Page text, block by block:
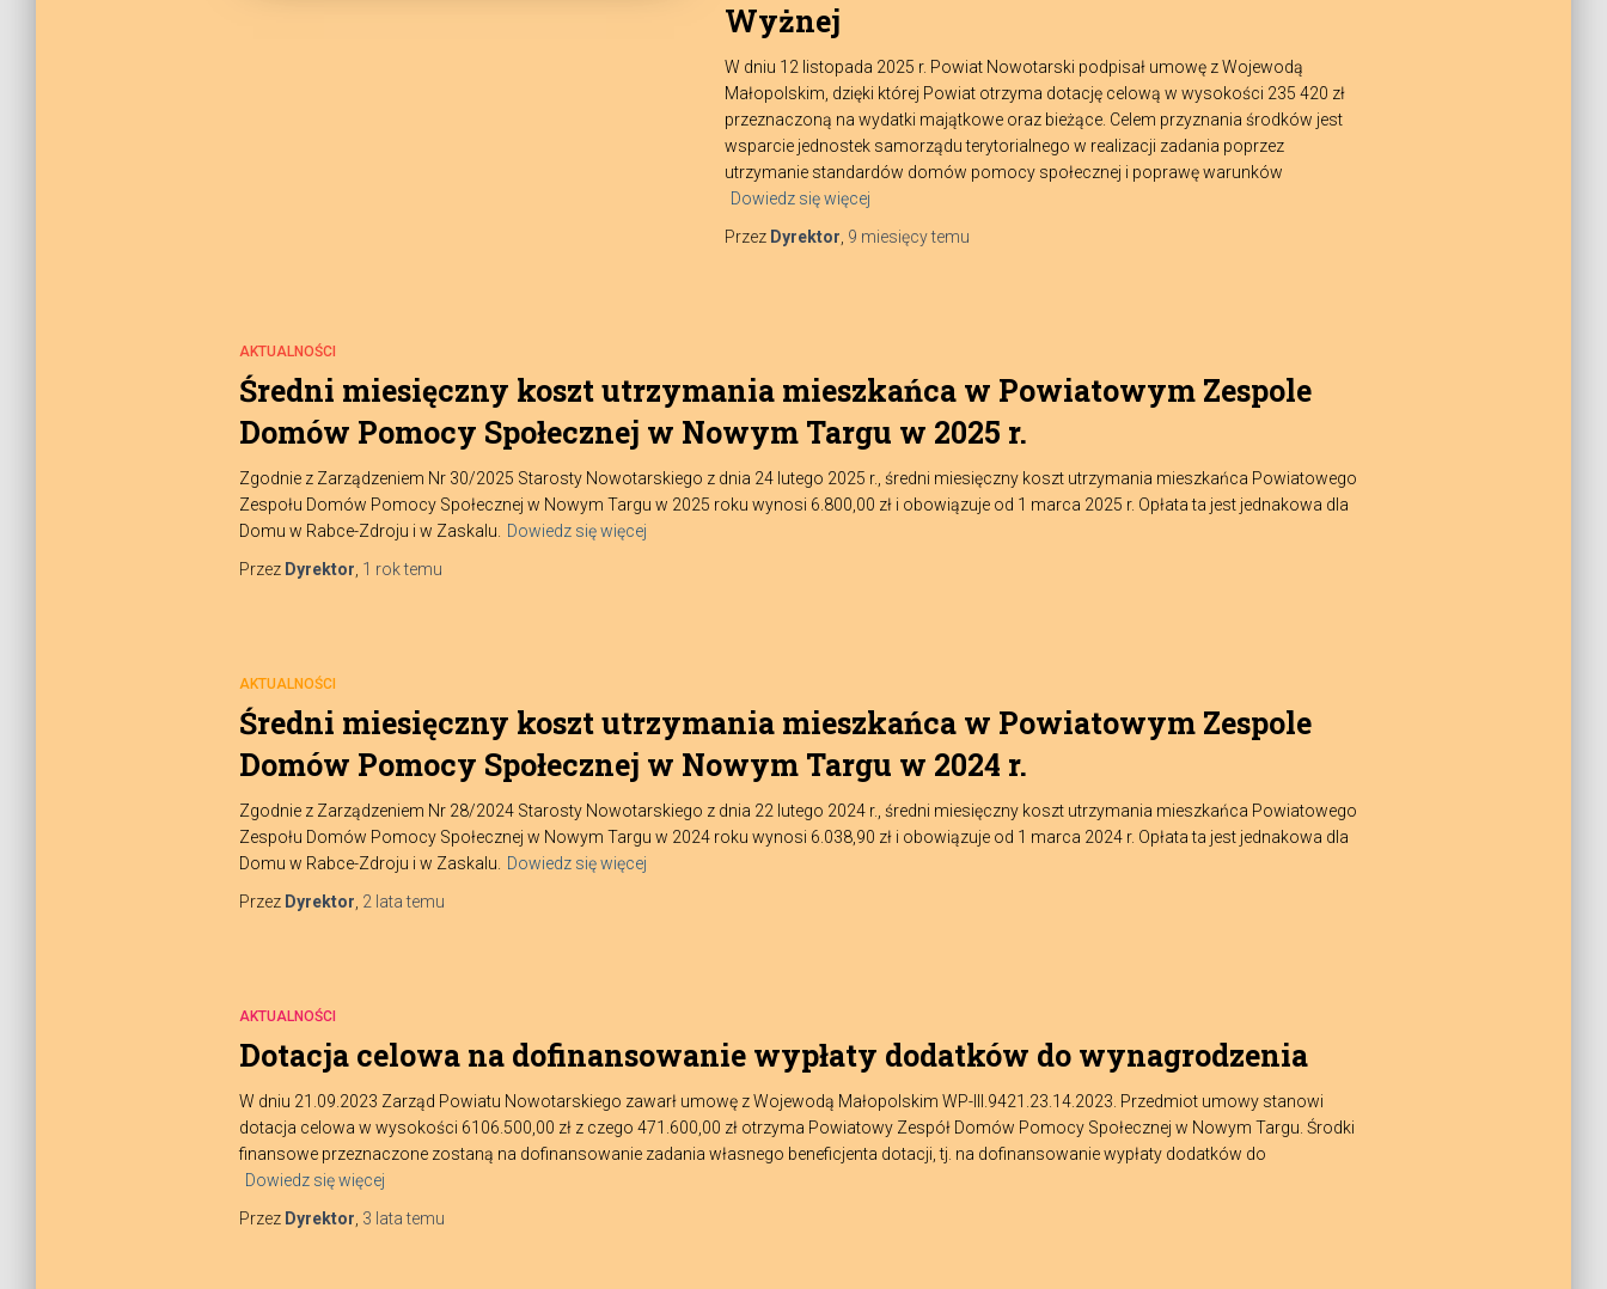
Wyżnej
W dniu 12 listopada 2025 r. Powiat Nowotarski podpisał umowę z Wojewodą
Małopolskim, dzięki której Powiat otrzyma dotację celową w wysokości 235 420 zł
przeznaczoną na wydatki majątkowe oraz bieżące. Celem przyznania środków jest
wsparcie jednostek samorządu terytorialnego w realizacji zadania poprzez
utrzymanie standardów domów pomocy społecznej i poprawę warunków
Dowiedz się więcej
Przez Dyrektor 9 miesięcytemu
AKTUALNOŚCI
Średni miesięczny koszt utrzymania mieszkańca w Powiatowym Zespole
Domów Pomocy Społecznej w Nowym Targu w 2025 r.
Zgodnie z Zarządzeniem Nr 30/2025 Starosty Nowotarskiego z dnia 24 lutego 2025 r., średni miesięczny koszt utrzymania mieszkańca Powiatowego
Zespołu Domów Pomocy Społecznej w Nowym Targu w 2025 roku wynosi 6.800,00 zł i obowiązuje od 1 marca 2025 r. Opłata ta jest jednakowa dla
Domu w Rabce-Zdroju i w Zaskalu.
Dowiedz się więcej
Przez Dyrektor 1 roktemu
AKTUALNOŚCI
Średni miesięczny koszt utrzymania mieszkańca w Powiatowym Zespole
Domów Pomocy Społecznej w Nowym Targu w 2024 r.
Zgodnie z Zarządzeniem Nr 28/2024 Starosty Nowotarskiego z dnia 22 lutego 2024 r., średni miesięczny koszt utrzymania mieszkańca Powiatowego
Zespołu Domów Pomocy Społecznej w Nowym Targu w 2024 roku wynosi 6.038,90 zł i obowiązuje od 1 marca 2024 r. Opłata ta jest jednakowa dla
Domu w Rabce-Zdroju i w Zaskalu.
Dowiedz się więcej
Przez Dyrektor 2 latatemu
AKTUALNOŚCI
Dotacja celowa na dofinansowanie wypłaty dodatków do wynagrodzenia
W dniu 21.09.2023 Zarząd Powiatu Nowotarskiego zawarł umowę z Wojewodą Małopolskim WP-III.9421.23.14.2023. Przedmiot umowy stanowi
dotacja celowa w wysokości 6106.500,00 zł z czego 471.600,00 zł otrzyma Powiatowy Zespół Domów Pomocy Społecznej w Nowym Targu. Środki
finansowe przeznaczone zostaną na dofinansowanie zadania własnego beneficjenta dotacji, tj. na dofinansowanie wypłaty dodatków do
Dowiedz się więcej
Przez Dyrektor 3 latatemu